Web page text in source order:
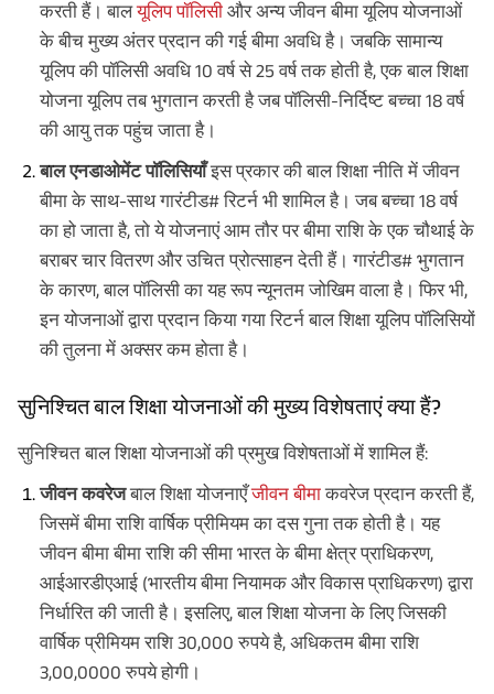
करती हैं। बालयूलिप पॉलिसी और अन्य जीवन बीमा यूलिप योजनाओं
के बीच मुख्य अंतर प्रदान की गई बीमा अवधि है। जबकि सामान्य
यूलिप की पॉलिसी अवधि 10 वर्ष से 25 वर्ष तक होती है, एक बाल शिक्षा
योजना यूलिप तब भुगतान करती है जब पॉलिसी-निर्दिष्ट बच्चा 18 वर्ष
की आयु तक पहुंच जाता है।
बाल एनडाओमेंट पॉलिसियाँइस प्रकार की बाल शिक्षा नीति में जीवन
बीमा के साथ-साथ गारंटीड# रिटर्न भी शामिल है। जब बच्चा 18 वर्ष
का हो जाता है, तो ये योजनाएं आम तौर पर बीमा राशि के एक चौथाई के
बराबर चार वितरण और उचित प्रोत्साहन देती हैं। गारंटीड# भुगतान
के कारण, बाल पॉलिसी का यह रूप न्यूनतम जोखिम वाला है। फिर भी,
इन योजनाओं द्वारा प्रदान किया गया रिटर्न बाल शिक्षा यूलिप पॉलिसियों
की तुलना में अक्सर कम होता है।
सुनिश्चित बाल शिक्षा योजनाओं की मुख्य विशेषताएं क्या हैं?
सुनिश्चित बाल शिक्षा योजनाओं की प्रमुख विशेषताओं में शामिल हैं:
जीवन कवरेजबाल शिक्षा योजनाएँजीवन बीमाकवरेज प्रदान करती हैं,
जिसमें बीमा राशि वार्षिक प्रीमियम का दस गुना तक होती है। यह
जीवन बीमा बीमा राशि की सीमा भारत के बीमा क्षेत्र प्राधिकरण,
आईआरडीएआई (भारतीय बीमा नियामक और विकास प्राधिकरण) द्वारा
निर्धारित की जाती है। इसलिए, बाल शिक्षा योजना के लिए जिसकी
वार्षिक प्रीमियम राशि 30,000 रुपये है, अधिकतम बीमा राशि
3,00,0000 रुपये होगी।